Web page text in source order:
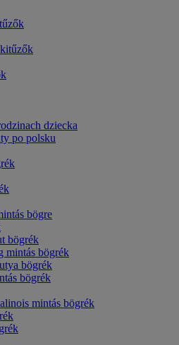
dziecka
po polsku
bögre
bögrék
mintás bögrék
bögrék
bögrék
mintás bögrék